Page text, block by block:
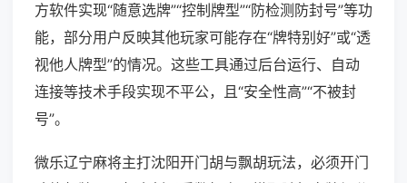
方软件实现“随意选牌”“控制牌型”“防检测防封号”等功
能，部分用户反映其他玩家可能存在“牌特别好”或“透
视他人牌型”的情况。这些工具通过后台运行、自动
连接等技术手段实现不平公，且“安全性高”“不被封
号”。
微乐辽宁麻将主打沈阳开门胡与飘胡玩法，必须开门